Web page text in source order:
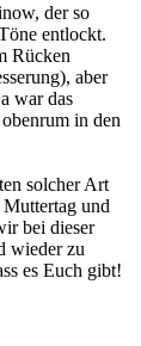
der so
entlockt.
Rücken
aber
war das
in den
solcher Art
und
bei dieser
wieder zu
es Euch gibt!